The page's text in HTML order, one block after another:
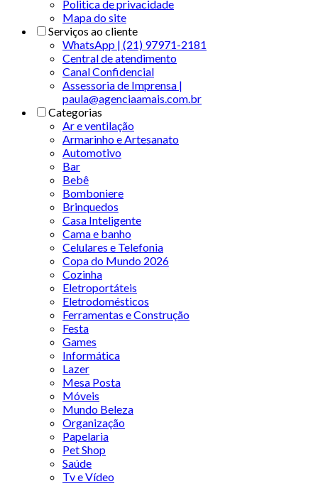
Politica de privacidade
Mapa do site
Serviços ao cliente
WhatsApp | (21) 97971-2181
Central de atendimento
Canal Confidencial
Assessoria de Imprensa |
paula@agenciaamais.com.br
Categorias
Ar e ventilação
Armarinho e Artesanato
Automotivo
Bar
Bebê
Bomboniere
Brinquedos
Casa Inteligente
Cama e banho
Celulares e Telefonia
Copa do Mundo 2026
Cozinha
Eletroportáteis
Eletrodomésticos
Ferramentas e Construção
Festa
Games
Informática
Lazer
Mesa Posta
Móveis
Mundo Beleza
Organização
Papelaria
Pet Shop
Saúde
Tv e Vídeo